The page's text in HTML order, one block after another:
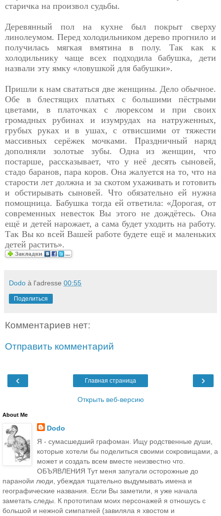
старичка на произвол судьбы.
Деревянный пол на кухне был покрыт сверху
линолеумом. Перед холодильником дерево прогнило и
получилась мягкая вмятина в полу. Так как к
холодильнику чаще всех подходила бабушка, дети
назвали эту ямку «ловушкой для бабушки».
Пришли к нам свататься две женщины. Дело обычное.
Обе в блестящих платьях с большими пёстрыми
цветами, в платочках с люрексом и при своих
громадных рубинах и изумрудах на натруженных,
грубых руках и в ушах, с отвисшими от тяжести
массивных серёжек мочками. Праздничный наряд
дополняли золотые зубы. Одна из женщин, что
постарше, рассказывает, что у неё десять сыновей,
стадо баранов, пара коров. Она жалуется на то, что на
старости лет должна и за скотом ухаживать и готовить
и обстирывать сыновей. Что обязательно ей нужна
помощница. Бабушка тогда ей ответила: «Дорогая, от
современных невесток Вы этого не дождётесь. Она
ещё и детей нарожает, а сама будет уходить на работу.
Так Вы ко всей Вашей работе будете ещё и маленьких
детей растить».
Dodo à l'adresse 00:55
Поделиться
Комментариев нет:
Отправить комментарий
‹ ›
Главная страница
Открыть веб-версию
About Me
Dodo
Я - сумасшедший графоман. Ищу родственные души,
которые хотели бы поделиться своими сокровищами, а
может и создать всем вместе неизвестно что.
ОБЪЯВЛЕНИЯ Тут меня запугали осторожные до
паранойи люди, убеждая тщательно выдумывать имена и
географические названия. Если Вы заметили, я уже начала
заметать следы. К прототипам моих персонажей я отношусь с
большой и нежной симпатией (завиляла я хвостом и